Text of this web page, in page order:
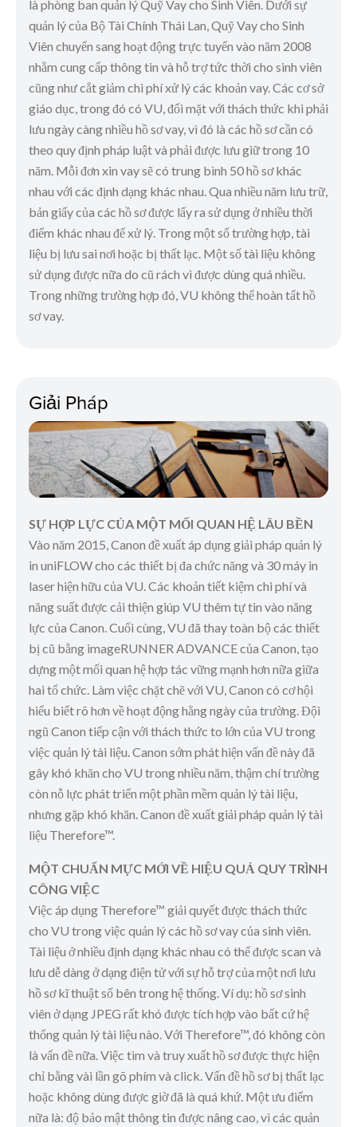
là phòng ban quản lý Quỹ Vay cho Sinh Viên. Dưới sự
quản lý của Bộ Tài Chính Thái Lan, Quỹ Vay cho Sinh
Viên chuyển sang hoạt động trực tuyến vào năm 2008
nhằm cung cấp thông tin và hỗ trợ tức thời cho sinh viên
cũng như cắt giảm chi phí xử lý các khoản vay. Các cơ sở
giáo dục, trong đó có VU, đối mặt với thách thức khi phải
lưu ngày càng nhiều hồ sơ vay, vì đó là các hồ sơ cần có
theo quy định pháp luật và phải được lưu giữ trong 10
năm. Mỗi đơn xin vay sẽ có trung bình 50 hồ sơ khác
nhau với các định dạng khác nhau. Qua nhiều năm lưu trữ,
bản giấy của các hồ sơ được lấy ra sử dụng ở nhiều thời
điểm khác nhau để xử lý. Trong một số trường hợp, tài
liệu bị lưu sai nơi hoặc bị thất lạc. Một số tài liệu không
sử dụng được nữa do cũ rách vì được dùng quá nhiều.
Trong những trường hợp đó, VU không thể hoàn tất hồ
sơ vay.
Giải Pháp
SỰ HỢP LỰC CỦA MỘT MỐI QUAN HỆ LÂU BỀN
Vào năm 2015, Canon đề xuất áp dụng giải pháp quản lý
in uniFLOW cho các thiết bị đa chức năng và 30 máy in
laser hiện hữu của VU. Các khoản tiết kiệm chi phí và
năng suất được cải thiện giúp VU thêm tự tin vào năng
lực của Canon. Cuối cùng, VU đã thay toàn bộ các thiết
bị cũ bằng imageRUNNER ADVANCE của Canon, tạo
dựng một mối quan hệ hợp tác vững mạnh hơn nữa giữa
hai tổ chức. Làm việc chặt chẽ với VU, Canon có cơ hội
hiểu biết rõ hơn về hoạt động hằng ngày của trường. Đội
ngũ Canon tiếp cận với thách thức to lớn của VU trong
việc quản lý tài liệu. Canon sớm phát hiện vấn đề này đã
gây khó khăn cho VU trong nhiều năm, thậm chí trường
còn nỗ lực phát triển một phần mềm quản lý tài liệu,
nhưng gặp khó khăn. Canon đề xuất giải pháp quản lý tài
liệu Therefore™.
MỘT CHUẨN MỰC MỚI VỀ HIỆU QUẢ QUY TRÌNH
CÔNG VIỆC
Việc áp dụng Therefore™ giải quyết được thách thức
cho VU trong việc quản lý các hồ sơ vay của sinh viên.
Tài liệu ở nhiều định dạng khác nhau có thể được scan và
lưu dễ dàng ở dạng điện tử với sự hỗ trợ của một nơi lưu
hồ sơ kĩ thuật số bên trong hệ thống. Ví dụ: hồ sơ sinh
viên ở dạng JPEG rất khó được tích hợp vào bất cứ hệ
thống quản lý tài liệu nào. Với Therefore™, đó không còn
là vấn đề nữa. Việc tìm và truy xuất hồ sơ được thực hiện
chỉ bằng vài lần gõ phím và click. Vấn đề hồ sơ bị thất lạc
hoặc không dùng được giờ đã là quá khứ. Một ưu điểm
nữa là: độ bảo mật thông tin được nâng cao, vì các quản